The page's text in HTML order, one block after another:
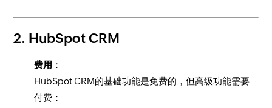
2. HubSpot CRM
费用 ：
HubSpot CRM的基础功能是免费的，但高级功能需要
付费：